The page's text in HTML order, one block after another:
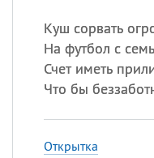
Куш сорвать
На футбол с
Счет иметь
Что бы
Открытка